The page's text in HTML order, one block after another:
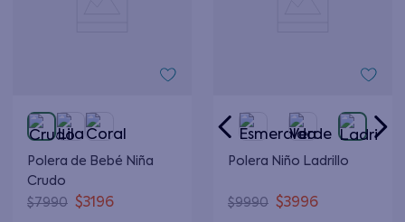
Polera de Bebé Niña
Crudo
$7990 $3196
Polera Niño Ladrillo
$9990 $3996